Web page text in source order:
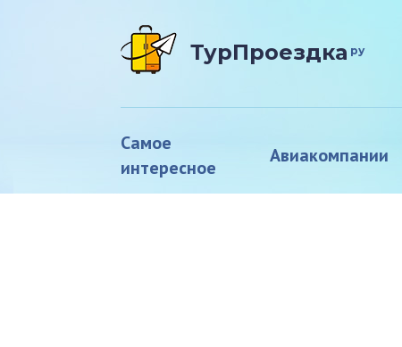
ТурПроездка ру
Самое
интересное
Авиакомпании